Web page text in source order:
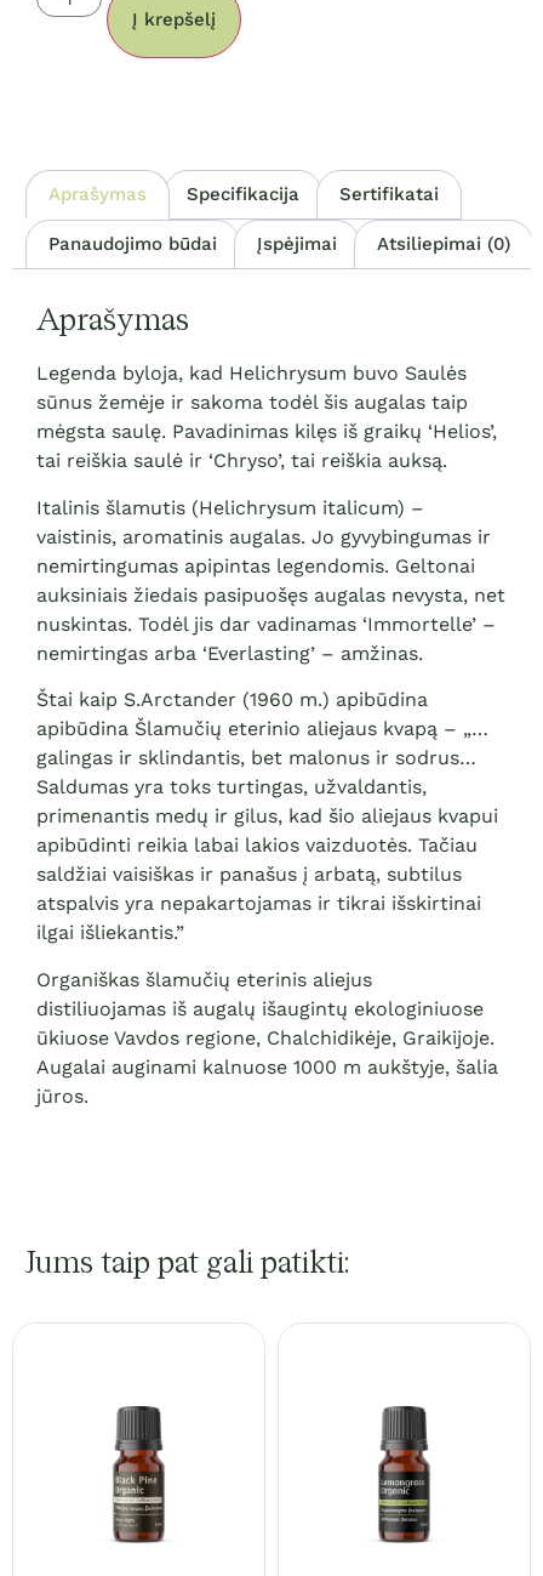
Į krepšelį
Aprašymas Specifikacija Sertifikatai
Panaudojimo būdai Įspėjimai Atsiliepimai (0)
Aprašymas
Legenda byloja, kad Helichrysum buvo Saulės
sūnus žemėje ir sakoma todėl šis augalas taip
mėgsta saulę. Pavadinimas kilęs iš graikų ‘Helios’,
tai reiškia saulė ir ‘Chryso’, tai reiškia auksą.
Italinis šlamutis (Helichrysum italicum) –
vaistinis, aromatinis augalas. Jo gyvybingumas ir
nemirtingumas apipintas legendomis. Geltonai
auksiniais žiedais pasipuošęs augalas nevysta, net
nuskintas. Todėl jis dar vadinamas ‘Immortelle’ –
nemirtingas arba ‘Everlasting’ – amžinas.
Štai kaip S.Arctander (1960 m.) apibūdina
apibūdina Šlamučių eterinio aliejaus kvapą – „…
galingas ir sklindantis, bet malonus ir sodrus…
Saldumas yra toks turtingas, užvaldantis,
primenantis medų ir gilus, kad šio aliejaus kvapui
apibūdinti reikia labai lakios vaizduotės. Tačiau
saldžiai vaisiškas ir panašus į arbatą, subtilus
atspalvis yra nepakartojamas ir tikrai išskirtinai
ilgai išliekantis.”
Organiškas šlamučių eterinis aliejus
distiliuojamas iš augalų išaugintų ekologiniuose
ūkiuose Vavdos regione, Chalchidikėje, Graikijoje.
Augalai auginami kalnuose 1000 m aukštyje, šalia
jūros.
Jums taip pat gali patikti: